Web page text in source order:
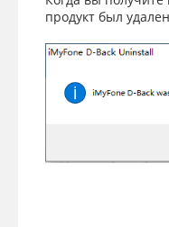
продукт был